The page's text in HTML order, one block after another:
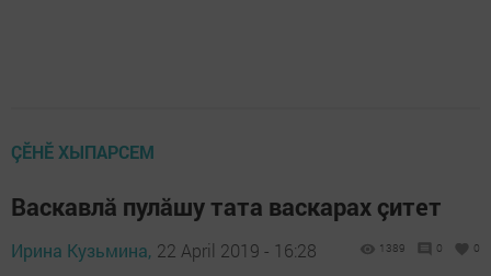
ÇӖНӖ ХЫПАРСЕМ
Васкавлă пулăшу тата васкарах çитет
Ирина Кузьмина, 22 April 2019 - 16:28 1389 0 0